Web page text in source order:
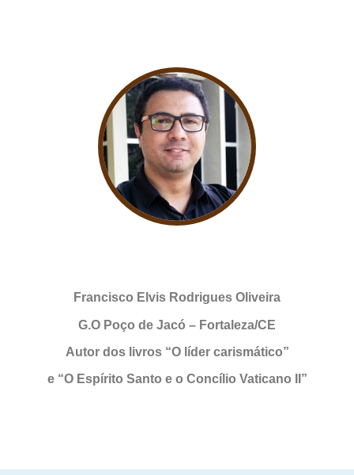
Francisco Elvis Rodrigues Oliveira
G.O Poço de Jacó – Fortaleza/CE
Autor dos livros “O líder carismático”
e “O Espírito Santo e o Concílio Vaticano II”